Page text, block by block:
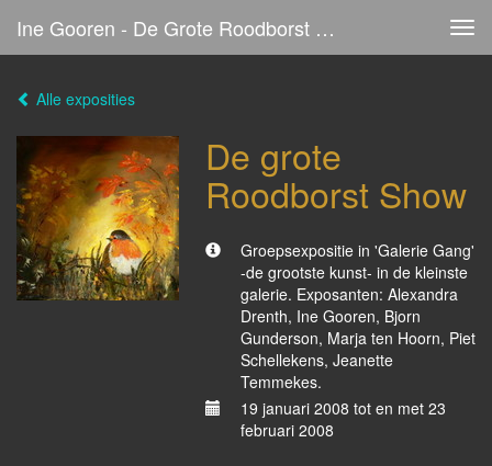
Ine Gooren - De Grote Roodborst Show
Alle exposities
De grote
Roodborst Show
Groepsexpositie in 'Galerie Gang'
-de grootste kunst- in de kleinste
galerie. Exposanten: Alexandra
Drenth, Ine Gooren, Bjorn
Gunderson, Marja ten Hoorn, Piet
Schellekens, Jeanette
Temmekes.
19 januari 2008 tot en met 23
februari 2008